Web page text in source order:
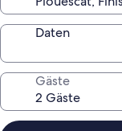
Daten
Gäste